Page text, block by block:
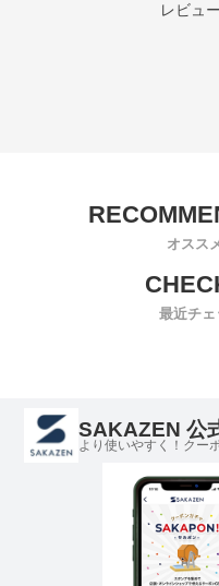
レビュ
オスス
最近チェ
SAKAZEN 公
より使いやすく！クー